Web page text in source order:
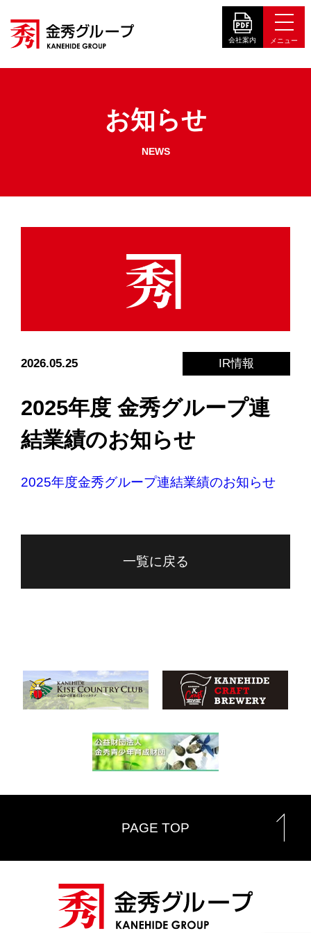
お知らせ
NEWS
2026.05.25 IR情報
2025年度 金秀グループ連
結業績のお知らせ
2025年度金秀グループ連結業績のお知らせ
一覧に戻る
PAGE TOP